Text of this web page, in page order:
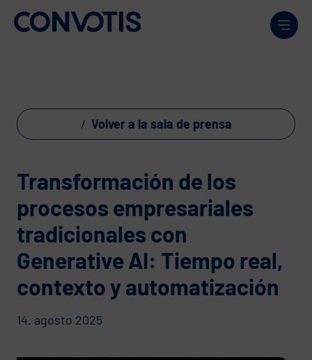
Skip to content
Volver a la sala de prensa
Transformación de los
procesos empresariales
tradicionales con
Generative AI: Tiempo real,
contexto y automatización
14. agosto 2025